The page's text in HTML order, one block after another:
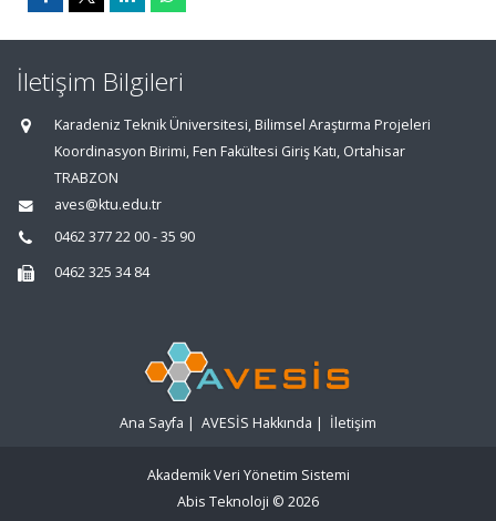
İletişim Bilgileri
Karadeniz Teknik Üniversitesi, Bilimsel Araştırma Projeleri
Koordinasyon Birimi, Fen Fakültesi Giriş Katı, Ortahisar
TRABZON
aves@ktu.edu.tr
0462 377 22 00 - 35 90
0462 325 34 84
Ana Sayfa | AVESİS Hakkında | İletişim
Akademik Veri Yönetim Sistemi
Abis Teknoloji © 2026